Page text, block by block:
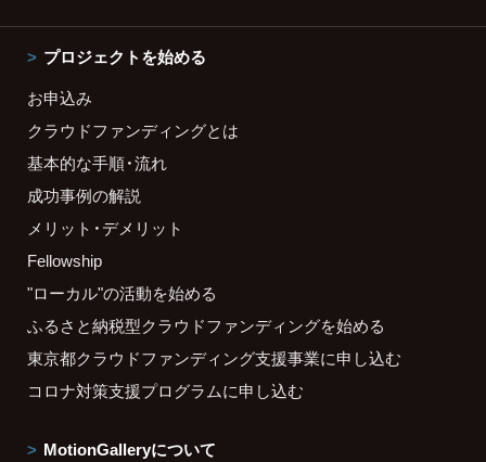
プロジェクトを始める
お申込み
クラウドファンディングとは
基本的な手順・流れ
成功事例の解説
メリット・デメリット
Fellowship
"ローカル"の活動を始める
ふるさと納税型クラウドファンディングを始める
東京都クラウドファンディング支援事業に申し込む
コロナ対策支援プログラムに申し込む
MotionGalleryについて